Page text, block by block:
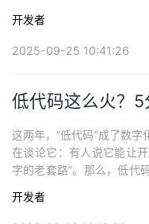
是营销概念，真正能平衡
码”。今天就来拆解核心问
开发者
2025-09-25 10:41:26
低代码这么火？
这两年，“低代码”成了数
在谈论它：有人说它能让
字的老套路”。那么，低代
de）是一种通过 可视化拖
开发者